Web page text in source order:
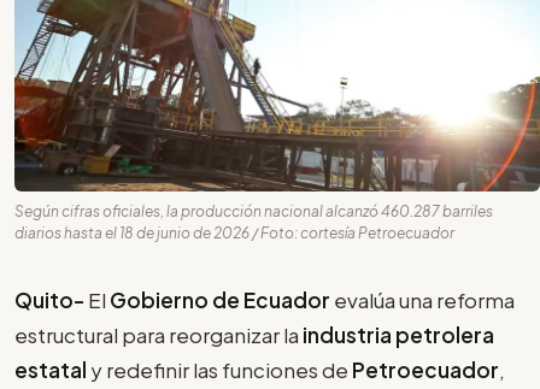
Según cifras oficiales, la producción nacional alcanzó 460.287 barriles
diarios hasta el 18 de junio de 2026 / Foto: cortesía Petroecuador
Quito- El Gobierno de Ecuador evalúa una reforma
estructural para reorganizar la industria petrolera
estatal y redefinir las funciones de Petroecuador,